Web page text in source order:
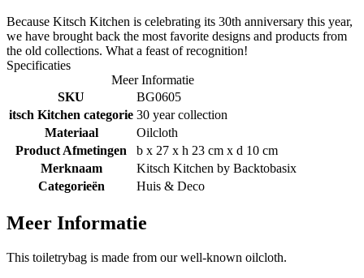
Because Kitsch Kitchen is celebrating its 30th anniversary this year,
we have brought back the most favorite designs and products from
the old collections. What a feast of recognition!
Specificaties
Meer Informatie
SKU
BG0605
itsch Kitchen categorie 30 year collection
Materiaal
Oilcloth
Product Afmetingen
b x 27 x h 23 cm x d 10 cm
Merknaam
Kitsch Kitchen by Backtobasix
Categorieën
Huis & Deco
Meer Informatie
This toiletrybag is made from our well-known oilcloth.